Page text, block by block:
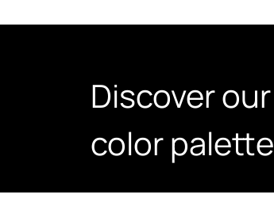
Discover our
color palette